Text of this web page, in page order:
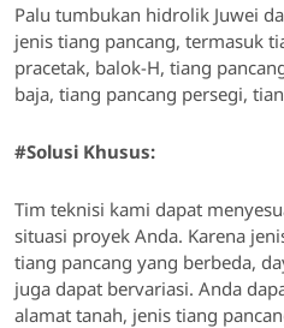
Palu tumbukan hidrolik Juwei
jenis tiang pancang, termasuk
pracetak, balok-H, tiang
baja, tiang pancang persegi,
#Solusi Khusus:
Tim teknisi kami dapat
situasi proyek Anda. Karena
tiang pancang yang berbeda,
juga dapat bervariasi. Anda
alamat tanah, jenis tiang